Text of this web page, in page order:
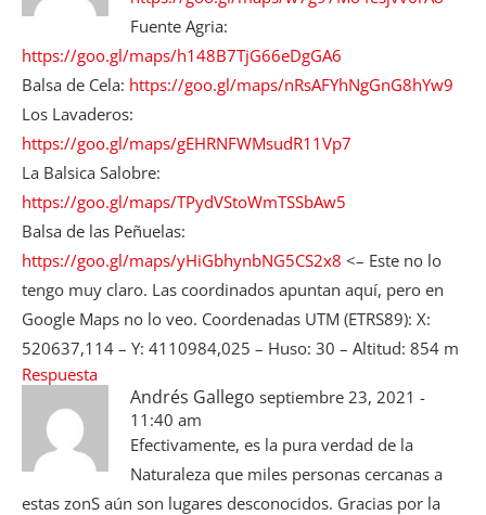
Fuente Agria:
https://goo.gl/maps/h148B7TjG66eDgGA6
Balsa de Cela: https://goo.gl/maps/nRsAFYhNgGnG8hYw9
Los Lavaderos:
https://goo.gl/maps/gEHRNFWMsudR11Vp7
La Balsica Salobre:
https://goo.gl/maps/TPydVStoWmTSSbAw5
Balsa de las Peñuelas:
https://goo.gl/maps/yHiGbhynbNG5CS2x8 <– Este no lo
tengo muy claro. Las coordinados apuntan aquí, pero en
Google Maps no lo veo. Coordenadas UTM (ETRS89): X:
520637,114 – Y: 4110984,025 – Huso: 30 – Altitud: 854 m
Respuesta
Andrés Gallego septiembre 23, 2021 -
11:40 am
Efectivamente, es la pura verdad de la
Naturaleza que miles personas cercanas a
estas zonS aún son lugares desconocidos. Gracias por la